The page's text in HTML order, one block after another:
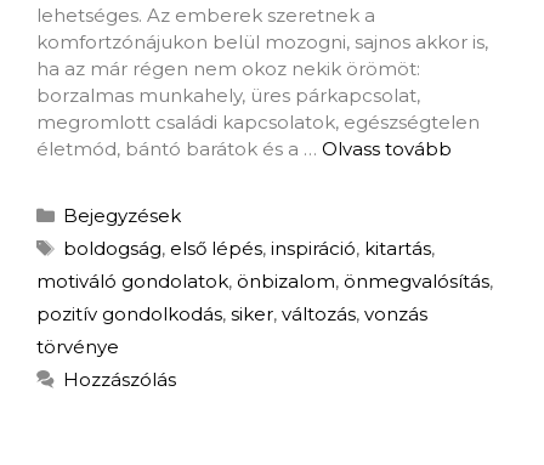
lehetséges. Az emberek szeretnek a
komfortzónájukon belül mozogni, sajnos akkor is,
ha az már régen nem okoz nekik örömöt:
borzalmas munkahely, üres párkapcsolat,
megromlott családi kapcsolatok, egészségtelen
életmód, bántó barátok és a … Olvass tovább
Bejegyzések
boldogság, első lépés, inspiráció, kitartás,
motiváló gondolatok, önbizalom, önmegvalósítás,
pozitív gondolkodás, siker, változás, vonzás
törvénye
Hozzászólás